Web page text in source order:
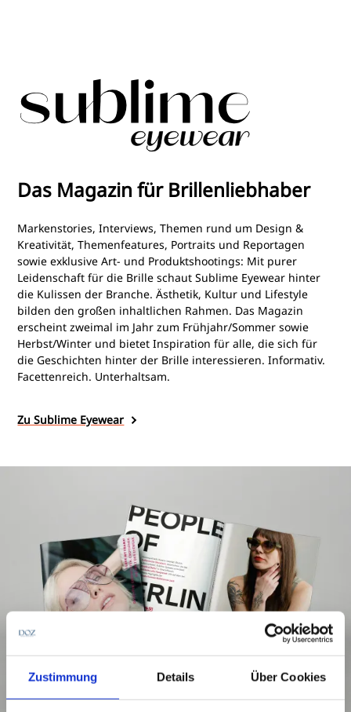
Zustimmung Details Über Cookies
die Beratung einzubinden.
Das Magazin für Brillenliebhaber
Markenstories, Interviews, Themen rund um Design &
Kreativität, Themenfeatures, Portraits und Reportagen
sowie exklusive Art- und Produktshootings: Mit purer
Leidenschaft für die Brille schaut Sublime Eyewear hinter
die Kulissen der Branche. Ästhetik, Kultur und Lifestyle
bilden den großen inhaltlichen Rahmen. Das Magazin
erscheint zweimal im Jahr zum Frühjahr/Sommer sowie
Herbst/Winter und bietet Inspiration für alle, die sich für
die Geschichten hinter der Brille interessieren. Informativ.
Facettenreich. Unterhaltsam.
Zu Sublime Eyewear